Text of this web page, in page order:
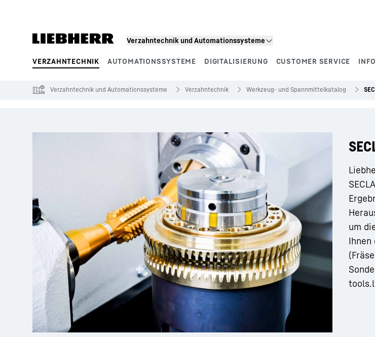
Verzahntechnik und Automationssysteme
VERZAHNTECHNIK AUTOMATIONSSYSTEME DIGITALISIERUNG CUSTOMER SERVICE
Produktsegmente
Mehr über die Firmengruppe
Verzahntechnik und Automationssysteme Verzahntechnik Werkzeug- und Spannmittelkatalog
um
Ihnen